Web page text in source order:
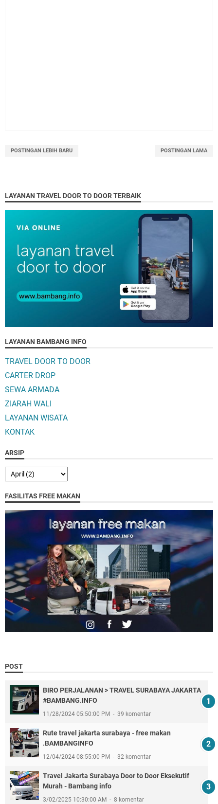
POSTINGAN LEBIH BARU POSTINGAN LAMA
LAYANAN TRAVEL DOOR TO DOOR TERBAIK
LAYANAN BAMBANG INFO
TRAVEL DOOR TO DOOR
CARTER DROP
SEWA ARMADA
ZIARAH WALI
LAYANAN WISATA
KONTAK
ARSIP
FASILITAS FREE MAKAN
POST
BIRO PERJALANAN > TRAVEL SURABAYA JAKARTA
#BAMBANG.INFO
11/28/2024 05:50:00 PM 39 komentar
Rute travel jakarta surabaya - free makan
.BAMBANGINFO
12/04/2024 08:55:00 PM 32 komentar
Travel Jakarta Surabaya Door to Door Eksekutif
Murah - Bambang info
3/02/2025 10:30:00 AM 8 komentar